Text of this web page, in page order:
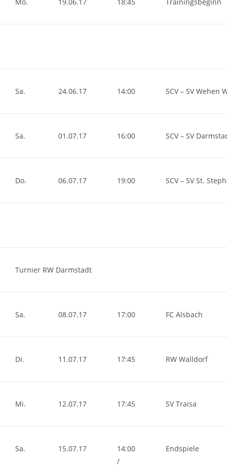
Sa. 24.06.17 14:00 SCV – SV Wehen
Sa. 01.07.17 16:00 SCV – SV
Do. 06.07.17 19:00 SCV – SV St.
Turnier RW Darmstadt
Sa. 08.07.17 17:00 FC Alsbach
Di. 11.07.17 17:45 RW Walldorf
Mi. 12.07.17 17:45 SV Traisa
Sa. 15.07.17
14:00
/
Endspiele